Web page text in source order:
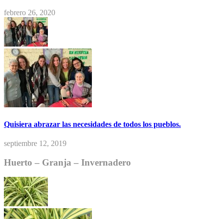
febrero 26, 2020
Quisiera abrazar las necesidades de todos los pueblos.
septiembre 12, 2019
Huerto – Granja – Invernadero